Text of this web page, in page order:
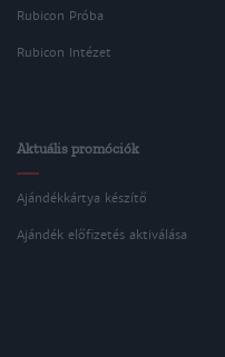
Rubicon Próba
Rubicon Intézet
Aktuális promóciók
Ajándékkártya készítő
Ajándék előfizetés aktiválása